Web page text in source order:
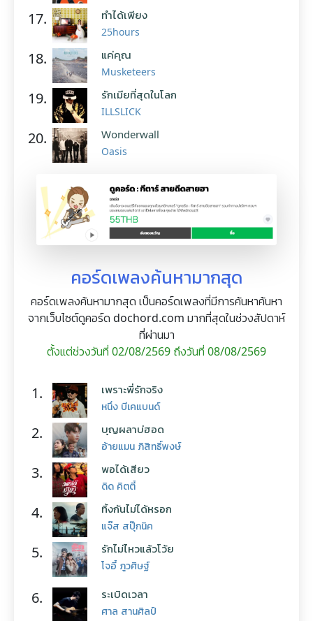
17. ทำได้เพียง
25hours
18. แค่คุณ
Musketeers
19. รักเมียที่สุดในโลก
ILLSLICK
20. Wonderwall
Oasis
คอร์ดเพลงค้นหามากสุด
คอร์ดเพลงค้นหามากสุด เป็นคอร์ดเพลงที่มีการค้นหาค้นหา
จากเว็บไซต์ดูคอร์ด dochord.com มากที่สุดในช่วงสัปดาห์
ที่ผ่านมา
ตั้งแต่ช่วงวันที่ 02/08/2569 ถึงวันที่ 08/08/2569
1. เพราะพี่รักจริง
หนึ่ง บีเคแบนด์
2. บุญผลาบ่ฮอด
อ้ายแมน ภิสิทธิ์พงษ์
3. พอได้เสียว
ดิด คิตตี้
4. ทิ้งกันไม่ได้หรอก
แจ๊ส สปุ๊กนิค
5. รักไม่ไหวแล้วโว้ย
โจอี้ ภูวศิษฐ์
6. ระเบิดเวลา
ศาล สานศิลป์